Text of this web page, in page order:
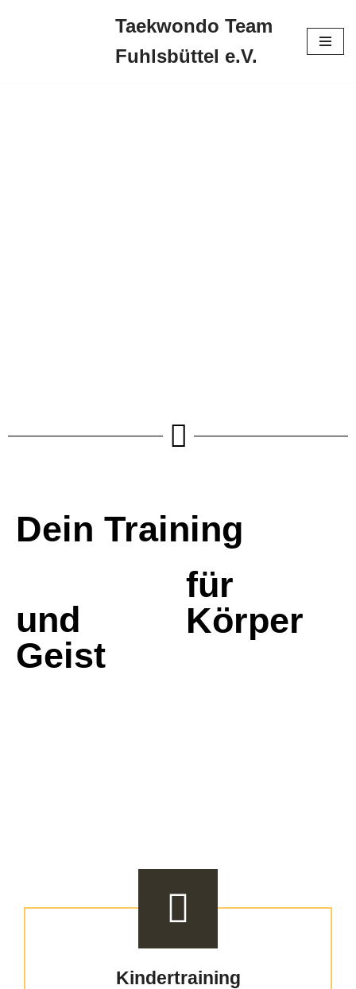
Taekwondo Team
Fuhlsbüttel e.V.
Dein Training
und
Geist
für
Körper
Kindertraining